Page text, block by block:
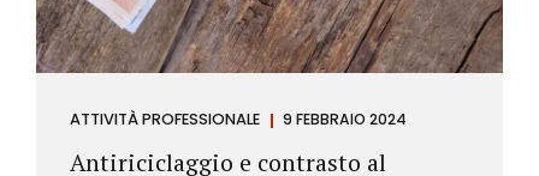
ATTIVITÀ PROFESSIONALE 9 FEBBRAIO 2024
Antiriciclaggio e contrasto al